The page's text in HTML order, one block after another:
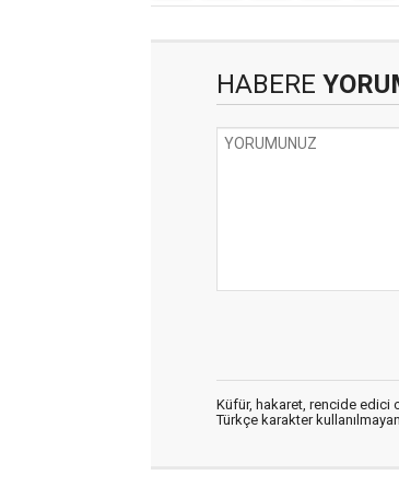
HABERE
Küfür, hakaret, rencide edici
Türkçe karakter